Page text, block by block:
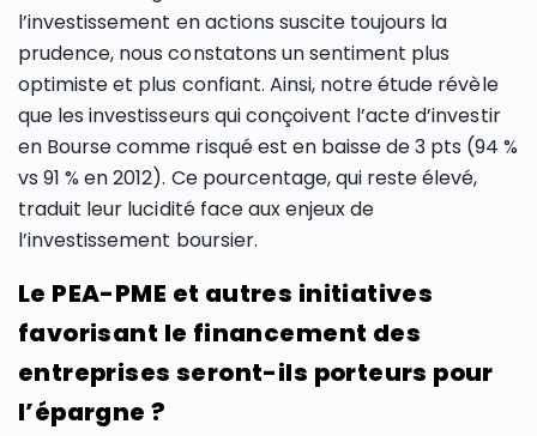
l’investissement en actions suscite toujours la
prudence, nous constatons un sentiment plus
optimiste et plus confiant. Ainsi, notre étude révèle
que les investisseurs qui conçoivent l’acte d’investir
en Bourse comme risqué est en baisse de 3 pts (94 %
vs 91 % en 2012). Ce pourcentage, qui reste élevé,
traduit leur lucidité face aux enjeux de
l’investissement boursier.
Le PEA-PME et autres initiatives
favorisant le financement des
entreprises seront-ils porteurs pour
l’épargne ?